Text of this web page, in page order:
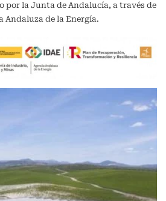
por la Junta de Andalucía, a través de
Andaluza de la Energía.